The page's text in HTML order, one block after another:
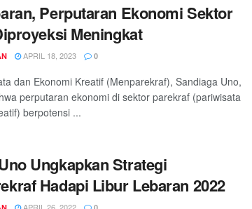
Perputaran Ekonomi Sektor
Meningkat
APRIL 18, 2023 0
dan Ekonomi Kreatif (Menparekraf), Sandiaga Uno,
perputaran ekonomi di sektor parekraf (pariwisata
berpotensi ...
Ungkapkan Strategi
Hadapi Libur Lebaran 2022
APRIL 26, 2022